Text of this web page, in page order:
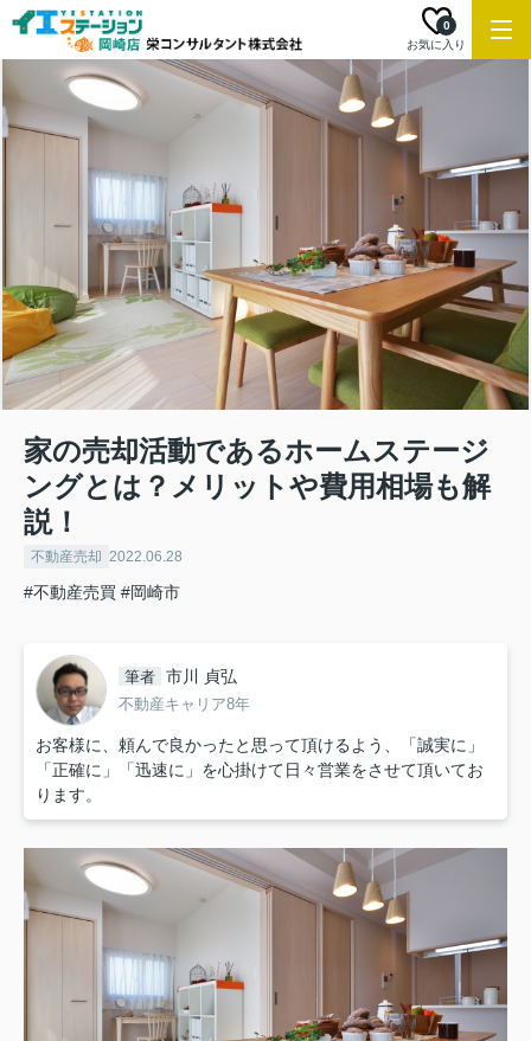
お気に入り
0
家の売却活動であるホームステージ
ングとは？メリットや費用相場も解
説！
不動産売却 2022.06.28
#不動産売買 #岡崎市
筆者 市川 貞弘
不動産キャリア8年
お客様に、頼んで良かったと思って頂けるよう、「誠実に」
「正確に」「迅速に」を心掛けて日々営業をさせて頂いてお
ります。